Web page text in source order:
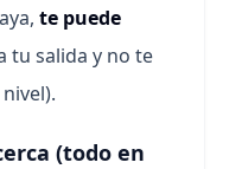
te puede
tu salida y no te
(todo en